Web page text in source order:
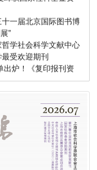
一届北京国际图书博
”
学社会科学文献中心
受欢迎期刊
出炉！《复印报刊资